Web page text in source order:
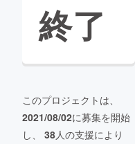
終了
このプロジェクトは、
2021/08/02に募集を開始
し、 38人の支援により